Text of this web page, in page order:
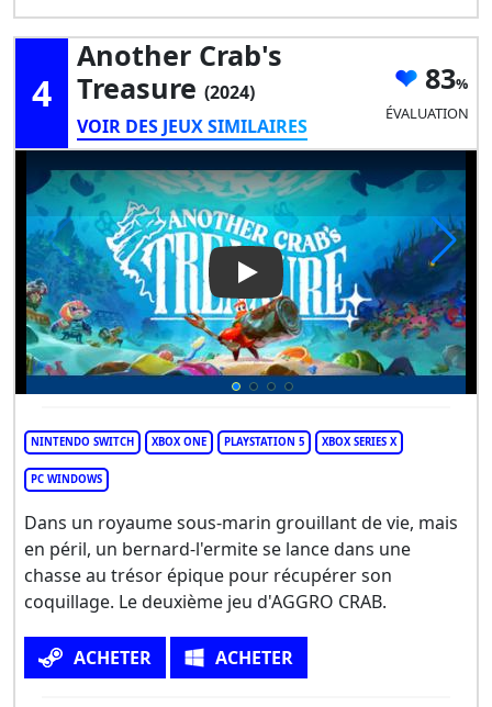
4
Another Crab's
Treasure (2024)
VOIR DES JEUX SIMILAIRES
83
ÉVALUATION
Play Video: Another Crab's
NINTENDO SWITCH XBOX ONE PLAYSTATION 5 XBOX SERIES X
PC WINDOWS
Dans un royaume sous-marin grouillant de vie, mais
en péril, un bernard-l'ermite se lance dans une
chasse au trésor épique pour récupérer son
coquillage. Le deuxième jeu d'AGGRO CRAB.
ACHETER ACHETER